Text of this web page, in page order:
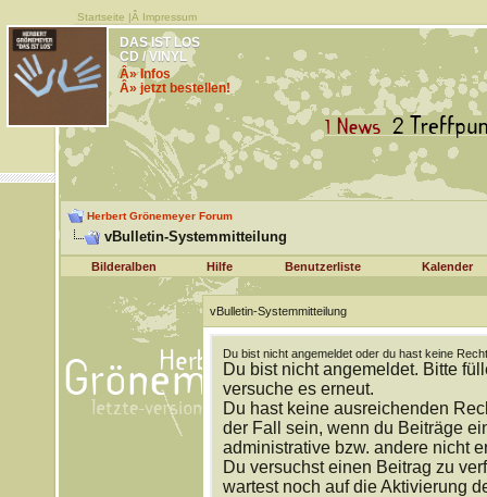
Startseite |Â Impressum
DAS IST LOS
CD / VINYL
Â» Infos
Â» jetzt bestellen!
Herbert Grönemeyer Forum
vBulletin-Systemmitteilung
Bilderalben Hilfe Benutzerliste Kalender
vBulletin-Systemmitteilung
Du bist nicht angemeldet oder du hast keine
Du bist nicht angemeldet. Bitte
versuche es erneut.
Du hast keine ausreichenden
der Fall sein, wenn du Beiträge
administrative bzw. andere nicht
Du versuchst einen Beitrag zu
wartest noch auf die Aktivierung